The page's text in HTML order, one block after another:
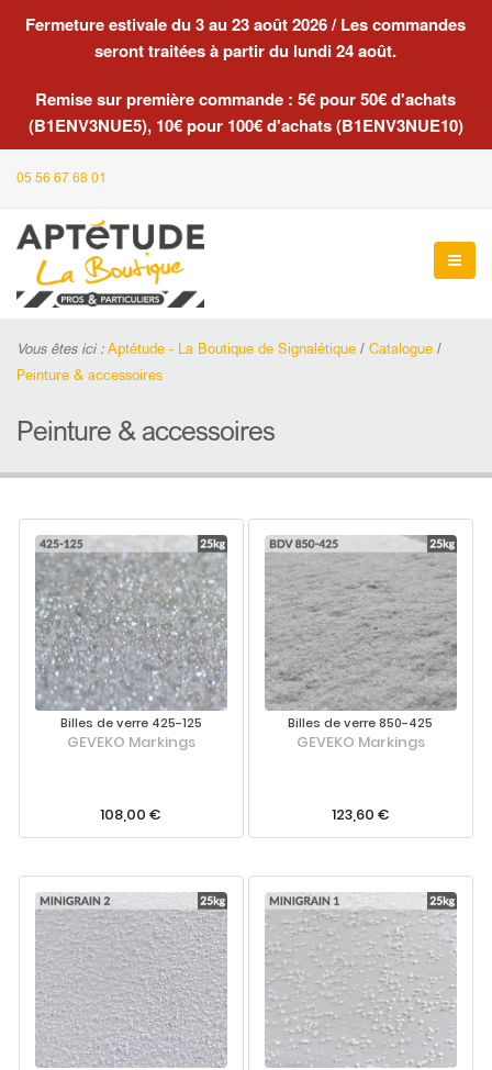
Fermeture estivale du 3 au 23 août 2026 / Les commandes
seront traitées à partir du lundi 24 août.
Remise sur première commande : 5€ pour 50€ d'achats
(B1ENV3NUE5), 10€ pour 100€ d'achats (B1ENV3NUE10)
05 56 67 68 01
Vous êtes ici :Aptétude - La Boutique de Signalétique / Catalogue /
Peinture & accessoires
Peinture & accessoires
Billes de verre 425-125
GEVEKO Markings
108,00 €
Billes de verre 850-425
GEVEKO Markings
123,60 €